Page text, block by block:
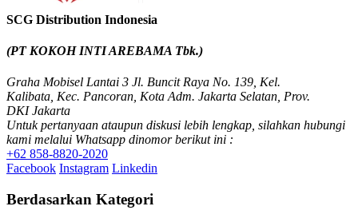
SCG Distribution Indonesia
(PT KOKOH INTI AREBAMA Tbk.)
Graha Mobisel Lantai 3 Jl. Buncit Raya No. 139, Kel.
Kalibata, Kec. Pancoran, Kota Adm. Jakarta Selatan, Prov.
DKI Jakarta
Untuk pertanyaan ataupun diskusi lebih lengkap, silahkan hubungi
kami melalui Whatsapp dinomor berikut ini :
+62 858-8820-2020
Facebook Instagram Linkedin
Berdasarkan Kategori